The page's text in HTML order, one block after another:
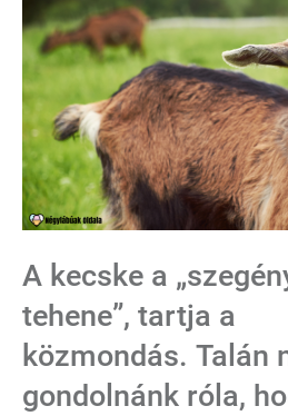
A kecske a
tehene”, tartja a
közmondás. Talán
gondolnánk róla,